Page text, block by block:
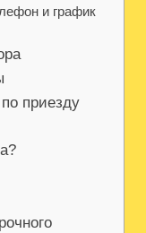
и график
приезду